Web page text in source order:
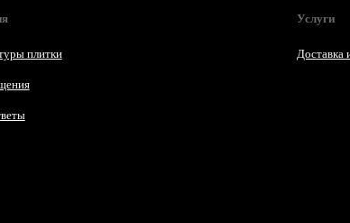
плитки
Услуги
Доставка